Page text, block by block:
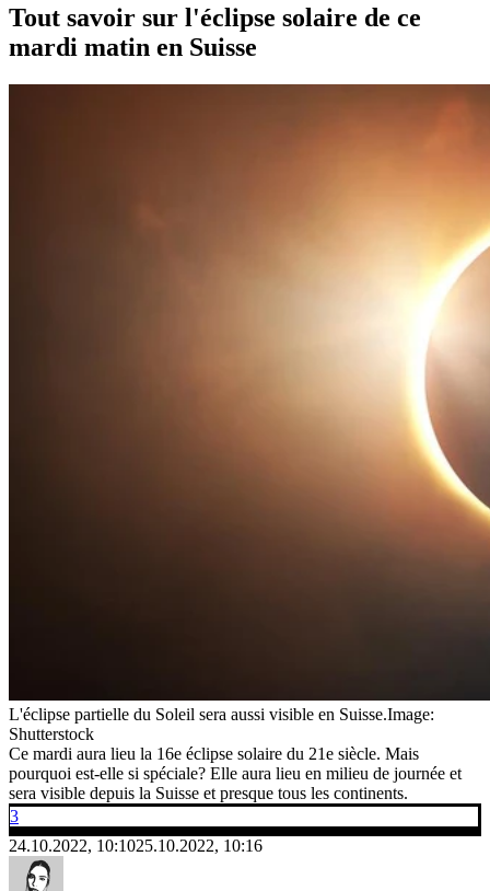
Tout savoir sur l'éclipse solaire de ce
mardi matin en Suisse
L'éclipse partielle du Soleil sera aussi visible en Suisse.Image:
Shutterstock
Ce mardi aura lieu la 16e éclipse solaire du 21e siècle. Mais
pourquoi est-elle si spéciale? Elle aura lieu en milieu de journée et
sera visible depuis la Suisse et presque tous les continents.
3
24.10.2022, 10:1025.10.2022, 10:16